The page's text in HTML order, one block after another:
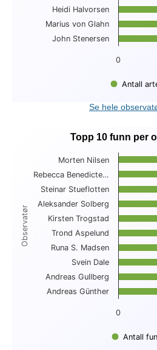
Antall
0
Heidi Halvorsen
Marius von Glahn
John Stenersen
End of interactive chart.
Se hele
Topp 10 funn per
Bar chart with 10 bars.
View as data table, Topp 10 funn per
The chart has 1 X axis
The chart has 1 Y axis
Observatør
Topp 10 funn per
Antall
0
Morten Nilsen
Rebecca Benedicte…
Steinar Stueflotten
Aleksander Solberg
Kirsten Trogstad
Trond Aspelund
Runa S. Madsen
Svein Dale
Andreas Gullberg
Andreas Günther